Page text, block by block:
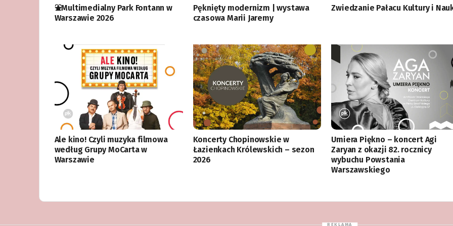
⛲️Multimedialny Park Fontann w
Warszawie 2026
Pęknięty modernizm | wystawa
czasowa Marii Jaremy
Zwiedzanie Pałacu Kultury i
Ale kino! Czyli muzyka filmowa
według Grupy MoCarta w
Warszawie
Koncerty Chopinowskie w
Łazienkach Królewskich – sezon
2026
Umiera Piękno – koncert Agi
Zaryan z okazji 82. rocznicy
wybuchu Powstania
Warszawskiego